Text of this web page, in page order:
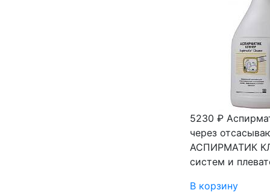
5230 ₽
через
АСПИРМАТИК
систем и
В корзину